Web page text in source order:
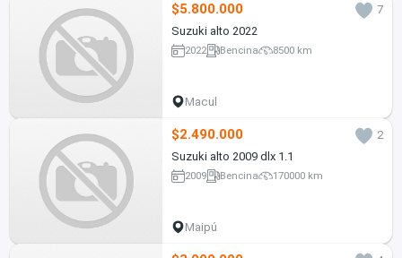
$5.800.000
7
Suzuki alto 2022
2022 Bencina 8500 km
Macul
$2.490.000
2
Suzuki alto 2009 dlx 1.1
2009 Bencina 170000 km
Maipú